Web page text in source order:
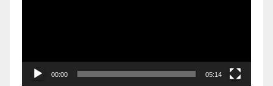
00:00 05:14